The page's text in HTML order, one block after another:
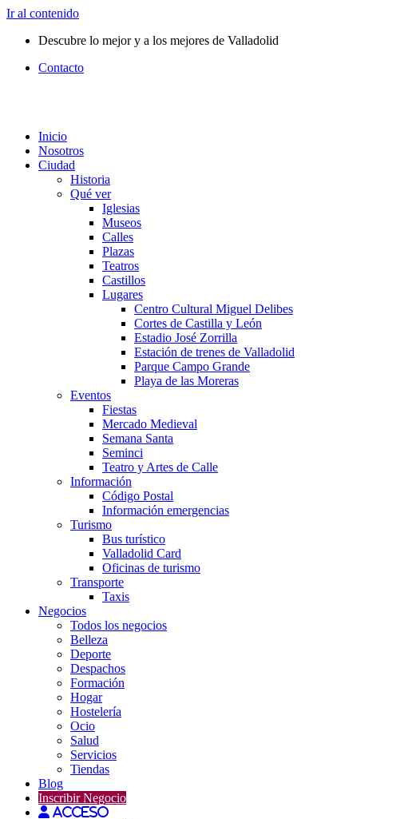
Ir al contenido
Descubre lo mejor y a los mejores de Valladolid
Contacto
Inicio
Nosotros
Ciudad
Historia
Qué ver
Iglesias
Museos
Calles
Plazas
Teatros
Castillos
Lugares
Centro Cultural Miguel Delibes
Cortes de Castilla y León
Estadio José Zorrilla
Estación de trenes de Valladolid
Parque Campo Grande
Playa de las Moreras
Eventos
Fiestas
Mercado Medieval
Semana Santa
Seminci
Teatro y Artes de Calle
Información
Código Postal
Información emergencias
Turismo
Bus turístico
Valladolid Card
Oficinas de turismo
Transporte
Taxis
Negocios
Todos los negocios
Belleza
Deporte
Despachos
Formación
Hogar
Hostelería
Ocio
Salud
Servicios
Tiendas
Blog
Inscribir Negocio
Acceso